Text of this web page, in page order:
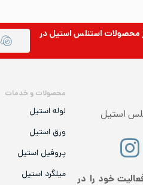
محصولات استنلس استیلدر
استیل
رخ از سال 1386 فعالیت خود را در
محصولات و خدمات
لوله استیل
ورق استیل
پروفیل استیل
میلگرد استیل